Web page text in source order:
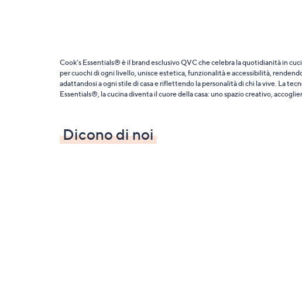
Cook’s Essentials® è il brand esclusivo QVC che celebra la quotidianità in
per cuochi di ogni livello, unisce estetica, funzionalità e accessibilità,
adattandosi a ogni stile di casa e riflettendo la personalità di chi la vive. La
Essentials®, la cucina diventa il cuore della casa: uno spazio creativo,
Dicono di noi